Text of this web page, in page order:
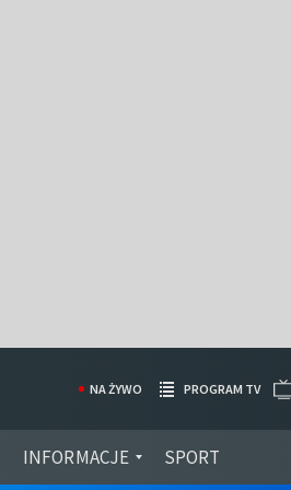
INFORMACJE SPORT
NA ŻYWO PROGRAM TV